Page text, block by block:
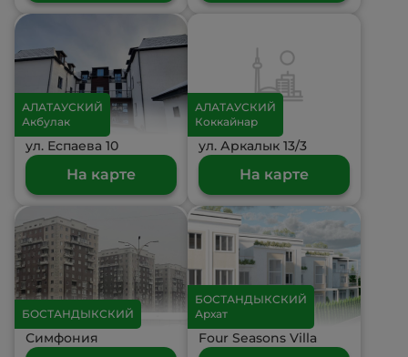
АЛАТАУСКИЙ
Акбулак
ул. Еспаева 10
На карте
АЛАТАУСКИЙ
Коккайнар
ул. Аркалык 13/3
На карте
БОСТАНДЫКСКИЙ
Симфония
БОСТАНДЫКСКИЙ
Архат
Four Seasons Villa